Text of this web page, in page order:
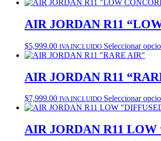
AIR JORDAN R11
$5,999.00 IVA INCLUIDO Seleccionar
AIR JORDAN R11
$7,999.00 IVA INCLUIDO Seleccionar
AIR JORDAN R11 LOW